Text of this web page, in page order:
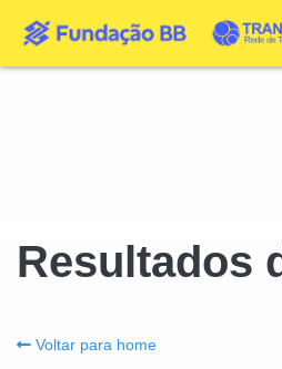
Resultados
Voltar para home